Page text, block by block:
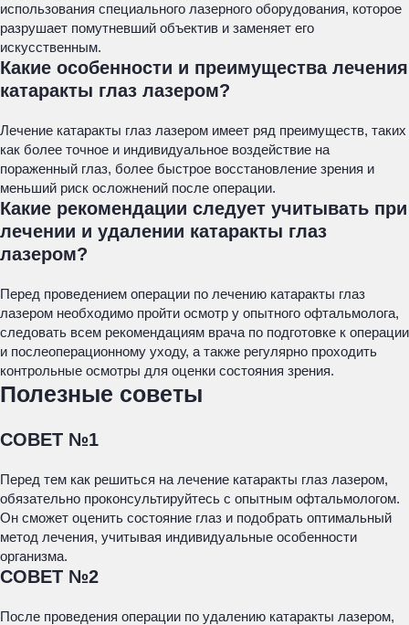
использования специального лазерного оборудования, которое
разрушает помутневший объектив и заменяет его
искусственным.
Какие особенности и преимущества лечения
катаракты глаз лазером?
Лечение катаракты глаз лазером имеет ряд преимуществ, таких
как более точное и индивидуальное воздействие на
пораженный глаз, более быстрое восстановление зрения и
меньший риск осложнений после операции.
Какие рекомендации следует учитывать при
лечении и удалении катаракты глаз
лазером?
Перед проведением операции по лечению катаракты глаз
лазером необходимо пройти осмотр у опытного офтальмолога,
следовать всем рекомендациям врача по подготовке к операции
и послеоперационному уходу, а также регулярно проходить
контрольные осмотры для оценки состояния зрения.
Полезные советы
СОВЕТ №1
Перед тем как решиться на лечение катаракты глаз лазером,
обязательно проконсультируйтесь с опытным офтальмологом.
Он сможет оценить состояние глаз и подобрать оптимальный
метод лечения, учитывая индивидуальные особенности
организма.
СОВЕТ №2
После проведения операции по удалению катаракты лазером,